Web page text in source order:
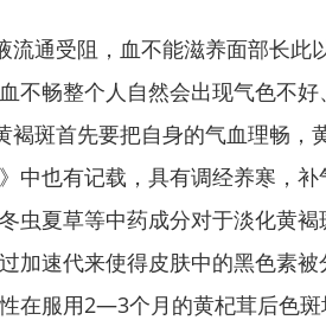
通受阻，血不能滋养面部长此
不畅整个人自然会出现气色不好
斑首先要把自身的气血理畅，
中也有记载，具有调经养寒，补
夏草等中药成分对于淡化黄褐
加速代来使得皮肤中的黑色素被
服用2—3个月的黄杞茸后色斑